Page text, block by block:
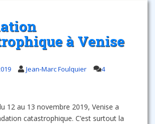
à Venise
Jean-Marc Foulquier
4
12 au 13 novembre 2019, Venise a
catastrophique. C’est surtout la